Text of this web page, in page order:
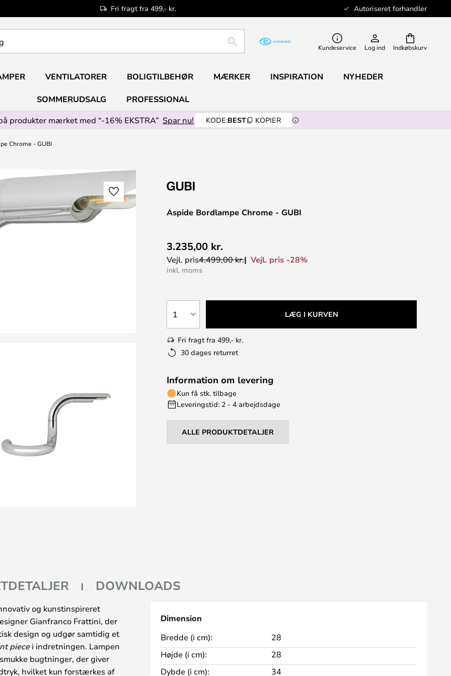
Fri fragt fra 499,- kr. Autoriseret forhandler
Indkøbskurv
SØG Kundeservice Log ind
VENTILATORER BOLIGTILBEHØR MÆRKER INSPIRATION NYHEDER
SOMMERUDSALG
PROFESSIONAL
produkter mærket med “-16% EKSTRA” Spar nu! KODE:BEST KOPIER
Chrome - GUBI
Aspide Bordlampe Chrome - GUBI
3.235,00 kr.
Vejl. pris4.499,00 kr. Vejl. pris -28%
inkl. moms
1 LÆG I KURVEN
Fri fragt fra 499,- kr.
30 dages returret
Information om levering
Kun få stk. tilbage
Leveringstid: 2 - 4 arbejdsdage
ALLE PRODUKTDETALJER
DOWNLOADS
og kunstinspireret
Gianfranco Frattini, der
design og udgør samtidig et
piecei indretningen. Lampen
bugtninger, der giver
hvilket kun forstærkes af
Dimension
Bredde (i cm):
28
Højde (i cm):
28
Dybde (i cm):
34